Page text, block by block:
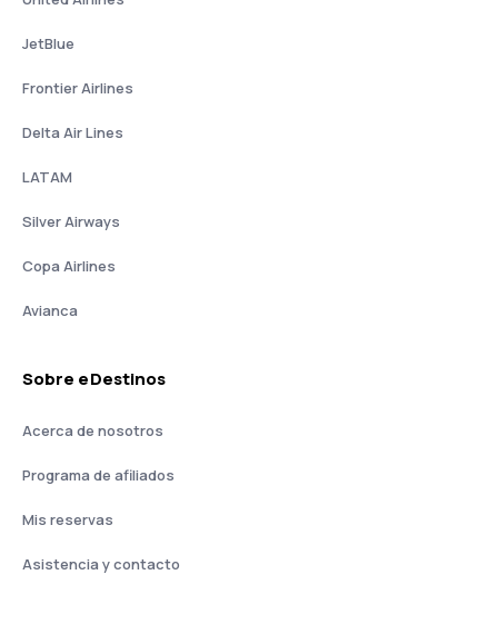
JetBlue
Frontier Airlines
Delta Air Lines
LATAM
Silver Airways
Copa Airlines
Avianca
Sobre eDestinos
Acerca de nosotros
Programa de afiliados
Mis reservas
Asistencia y contacto